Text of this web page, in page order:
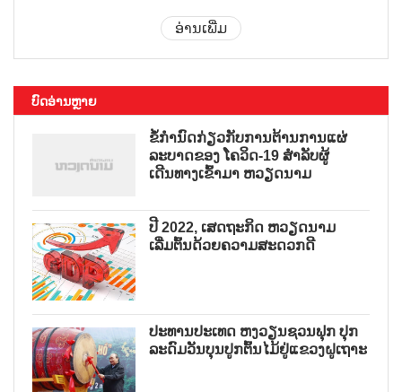
ອ່ານເພີ່ມ
ບົດອ່ານຫຼາຍ
ຂໍ້ກຳນົດກ່ຽວກັບການຕ້ານການແຜ່
ລະບາດຂອງ ໂຄວິດ-19 ສຳລັບຜູ້
ເດີນທາງເຂົ້າມາ ຫວຽດນາມ
ປີ 2022, ເສດຖະກິດ ຫວຽດນາມ
ເລີ່ມຕົ້ນດ້ວຍຄວາມສະດວກດີ
ປະທານປະເທດ ຫງວຽນຊວນຟຸກ ປຸກ
ລະດົມວັນບຸນປູກຕົ້ນໄມ້ຢູ່ແຂວງຝູເຖາະ